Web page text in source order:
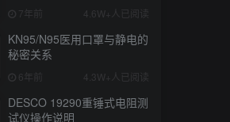
7年前 4.6W+人已阅读
KN95/N95医用口罩与静电的
秘密关系
6年前 4.3W+人已阅读
DESCO 19290重锤式电阻测
试仪操作说明